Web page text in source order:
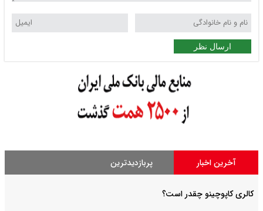
ارسال نظر
آخرین اخبار پربازدیدترین
کالری کاپوچینو چقدر است؟